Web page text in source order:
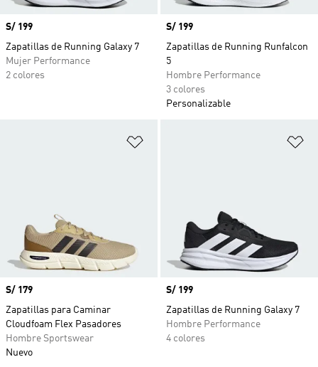
Precio
S/ 199
Zapatillas de Running Galaxy 7
Mujer Performance
2 colores
Precio
S/ 199
Zapatillas de Running Runfalcon
5
Hombre Performance
3 colores
Personalizable
Precio
S/ 179
Zapatillas para Caminar
Cloudfoam Flex Pasadores
Hombre Sportswear
Nuevo
Precio
S/ 199
Zapatillas de Running Galaxy 7
Hombre Performance
4 colores